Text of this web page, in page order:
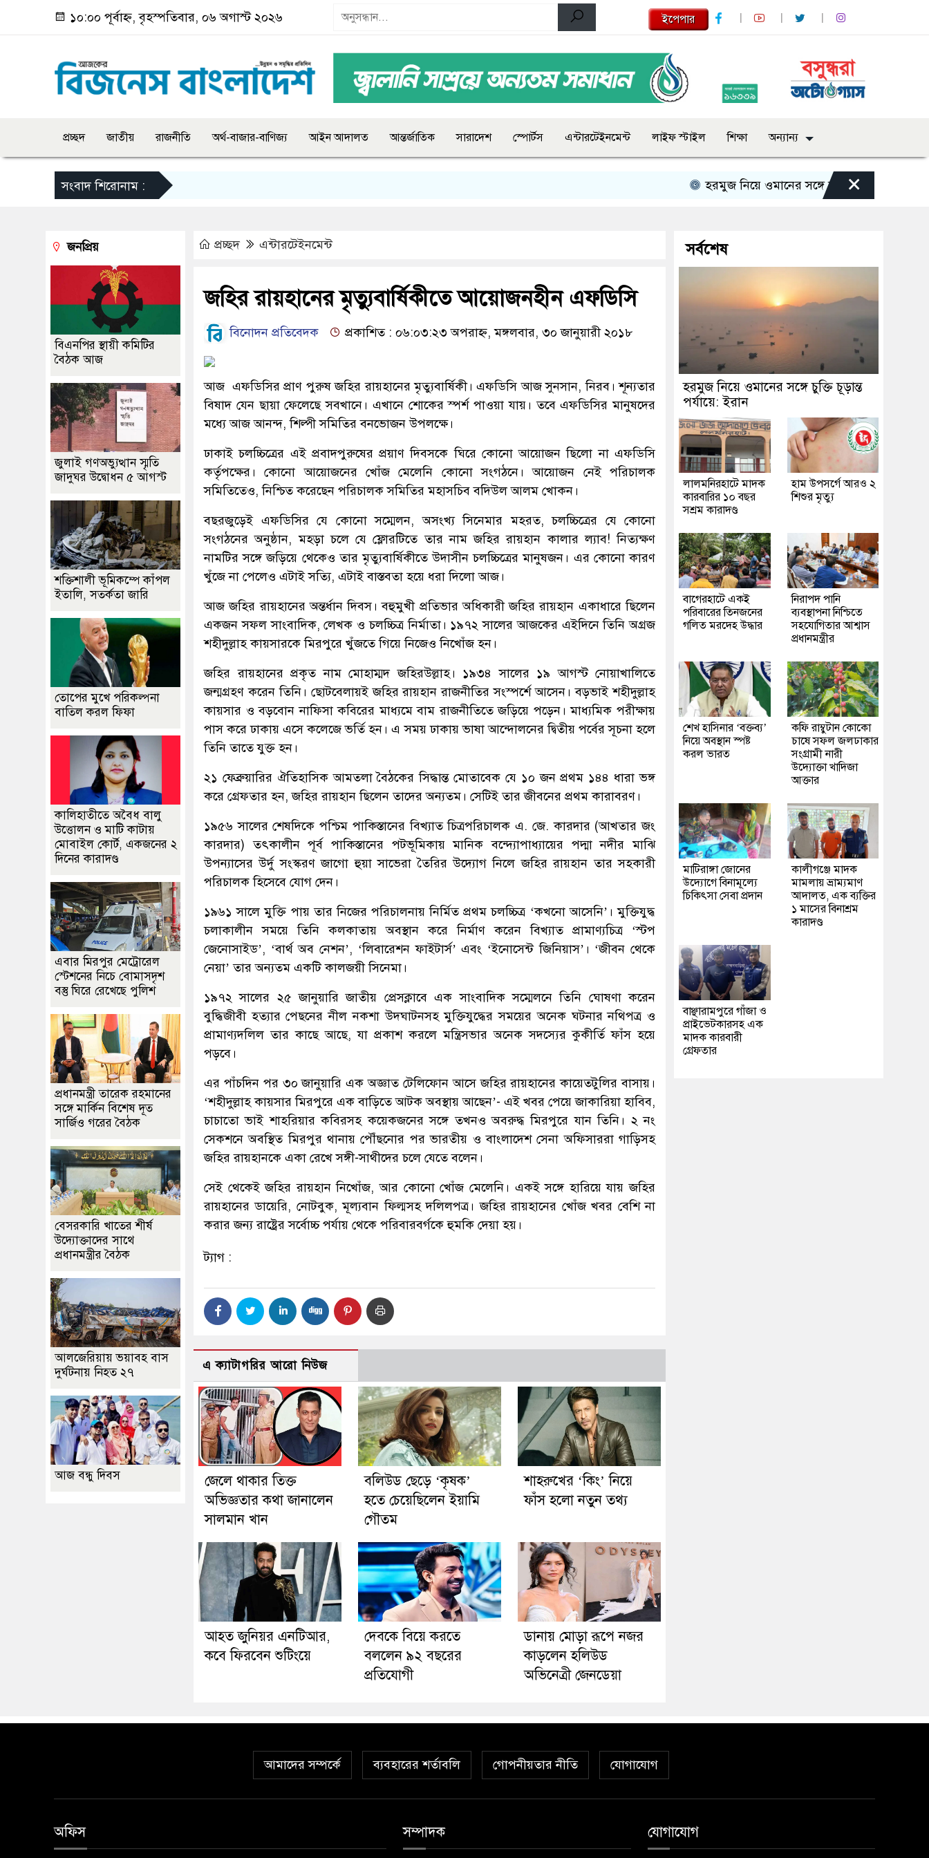
১০:০০ পূর্বাহ্ন, বৃহস্পতিবার, ০৬ অগাস্ট ২০২৬ ইপেপার
প্রচ্ছদ জাতীয় রাজনীতি অর্থ-বাজার-বাণিজ্য আইন আদালত আন্তর্জাতিক সারাদেশ স্পোর্টস এন্টারটেইনমেন্ট লাইফ স্টাইল শিক্ষা অন্যান্য
সংবাদ শিরোনাম : হরমুজ নিয়ে ওমানের সঙ্গে চুক্তি চূড়ান্ত পর্যায়ে: ইরান
×
প্রচ্ছদ এন্টারটেইনমেন্ট
জহির রায়হানের মৃত্যুবার্ষিকীতে আয়োজনহীন এফডিসি
বিনোদন প্রতিবেদক প্রকাশিত : ০৬:০৩:২৩ অপরাহ্ন, মঙ্গলবার, ৩০ জানুয়ারী ২০১৮
আজ এফডিসির প্রাণ পুরুষ জহির রায়হানের মৃত্যুবার্ষিকী। এফডিসি আজ সুনসান, নিরব। শূন্যতার
বিষাদ যেন ছায়া ফেলেছে সবখানে। এখানে শোকের স্পর্শ পাওয়া যায়। তবে এফডিসির মানুষদের
মধ্যে আজ আনন্দ, শিল্পী সমিতির বনভোজন উপলক্ষে।
ঢাকাই চলচ্চিত্রের এই প্রবাদপুরুষের প্রয়াণ দিবসকে ঘিরে কোনো আয়োজন ছিলো না এফডিসি
কর্তৃপক্ষের। কোনো আয়োজনের খোঁজ মেলেনি কোনো সংগঠনে। আয়োজন নেই পরিচালক
সমিতিতেও, নিশ্চিত করেছেন পরিচালক সমিতির মহাসচিব বদিউল আলম খোকন।
বছরজুড়েই এফডিসির যে কোনো সম্মেলন, অসংখ্য সিনেমার মহরত, চলচ্চিত্রের যে কোনো
সংগঠনের অনুষ্ঠান, মহড়া চলে যে ফ্লোরটিতে তার নাম জহির রায়হান কালার ল্যাব! নিত্যক্ষণ
নামটির সঙ্গে জড়িয়ে থেকেও তার মৃত্যুবার্ষিকীতে উদাসীন চলচ্চিত্রের মানুষজন। এর কোনো কারণ
খুঁজে না পেলেও এটাই সত্যি, এটাই বাস্তবতা হয়ে ধরা দিলো আজ।
আজ জহির রায়হানের অন্তর্ধান দিবস। বহুমুখী প্রতিভার অধিকারী জহির রায়হান একাধারে ছিলেন
একজন সফল সাংবাদিক, লেখক ও চলচ্চিত্র নির্মাতা। ১৯৭২ সালের আজকের এইদিনে তিনি অগ্রজ
শহীদুল্লাহ কায়সারকে মিরপুরে খুঁজতে গিয়ে নিজেও নিখোঁজ হন।
জহির রায়হানের প্রকৃত নাম মোহাম্মদ জহিরউল্লাহ। ১৯৩৪ সালের ১৯ আগস্ট নোয়াখালিতে
জন্মগ্রহণ করেন তিনি। ছোটবেলায়ই জহির রায়হান রাজনীতির সংস্পর্শে আসেন। বড়ভাই শহীদুল্লাহ
কায়সার ও বড়বোন নাফিসা কবিরের মাধ্যমে বাম রাজনীতিতে জড়িয়ে পড়েন। মাধ্যমিক পরীক্ষায়
পাস করে ঢাকায় এসে কলেজে ভর্তি হন। এ সময় ঢাকায় ভাষা আন্দোলনের দ্বিতীয় পর্বের সূচনা হলে
তিনি তাতে যুক্ত হন।
২১ ফেব্রুয়ারির ঐতিহাসিক আমতলা বৈঠকের সিদ্ধান্ত মোতাবেক যে ১০ জন প্রথম ১৪৪ ধারা ভঙ্গ
করে গ্রেফতার হন, জহির রায়হান ছিলেন তাদের অন্যতম। সেটিই তার জীবনের প্রথম কারাবরণ।
১৯৫৬ সালের শেষদিকে পশ্চিম পাকিস্তানের বিখ্যাত চিত্রপরিচালক এ. জে. কারদার (আখতার জং
কারদার) তৎকালীন পূর্ব পাকিস্তানের পটভূমিকায় মানিক বন্দ্যোপাধ্যায়ের পদ্মা নদীর মাঝি
উপন্যাসের উর্দু সংস্করণ জাগো হুয়া সাভেরা তৈরির উদ্যোগ নিলে জহির রায়হান তার সহকারী
পরিচালক হিসেবে যোগ দেন।
১৯৬১ সালে মুক্তি পায় তার নিজের পরিচালনায় নির্মিত প্রথম চলচ্চিত্র ‘কখনো আসেনি’। মুক্তিযুদ্ধ
চলাকালীন সময়ে তিনি কলকাতায় অবস্থান করে নির্মাণ করেন বিখ্যাত প্রামাণ্যচিত্র ‘স্টপ
জেনোসাইড’, ‘বার্থ অব নেশন’, ‘লিবারেশন ফাইটার্স’ এবং ‘ইনোসেন্ট জিনিয়াস’। ‘জীবন থেকে
নেয়া’ তার অন্যতম একটি কালজয়ী সিনেমা।
১৯৭২ সালের ২৫ জানুয়ারি জাতীয় প্রেসক্লাবে এক সাংবাদিক সম্মেলনে তিনি ঘোষণা করেন
বুদ্ধিজীবী হত্যার পেছনের নীল নকশা উদঘাটনসহ মুক্তিযুদ্ধের সময়ের অনেক ঘটনার নথিপত্র ও
প্রামাণ্যদলিল তার কাছে আছে, যা প্রকাশ করলে মন্ত্রিসভার অনেক সদস্যের কুকীর্তি ফাঁস হয়ে
পড়বে।
এর পাঁচদিন পর ৩০ জানুয়ারি এক অজ্ঞাত টেলিফোন আসে জহির রায়হানের কায়েতটুলির বাসায়।
‘শহীদুল্লাহ কায়সার মিরপুরে এক বাড়িতে আটক অবস্থায় আছেন’- এই খবর পেয়ে জাকারিয়া হাবিব,
চাচাতো ভাই শাহরিয়ার কবিরসহ কয়েকজনের সঙ্গে তখনও অবরুদ্ধ মিরপুরে যান তিনি। ২ নং
সেকশনে অবস্থিত মিরপুর থানায় পৌঁছনোর পর ভারতীয় ও বাংলাদেশ সেনা অফিসাররা গাড়িসহ
জহির রায়হানকে একা রেখে সঙ্গী-সাথীদের চলে যেতে বলেন।
সেই থেকেই জহির রায়হান নিখোঁজ, আর কোনো খোঁজ মেলেনি। একই সঙ্গে হারিয়ে যায় জহির
রায়হানের ডায়েরি, নোটবুক, মূল্যবান ফিল্মসহ দলিলপত্র। জহির রায়হানের খোঁজ খবর বেশি না
করার জন্য রাষ্ট্রের সর্বোচ্চ পর্যায় থেকে পরিবারবর্গকে হুমকি দেয়া হয়।
ট্যাগ :
এ ক্যাটাগরির আরো নিউজ
জেলে থাকার তিক্ত
অভিজ্ঞতার কথা জানালেন
সালমান খান
বলিউড ছেড়ে ‘কৃষক’
হতে চেয়েছিলেন ইয়ামি
গৌতম
শাহরুখের ‘কিং’ নিয়ে
ফাঁস হলো নতুন তথ্য
আহত জুনিয়র এনটিআর,
কবে ফিরবেন শুটিংয়ে
দেবকে বিয়ে করতে
বললেন ৯২ বছরের
প্রতিযোগী
ডানায় মোড়া রূপে নজর
কাড়লেন হলিউড
অভিনেত্রী জেনডেয়া
জনপ্রিয়
বিএনপির স্থায়ী কমিটির
বৈঠক আজ
জুলাই গণঅভ্যুত্থান স্মৃতি
জাদুঘর উদ্বোধন ৫ আগস্ট
শক্তিশালী ভূমিকম্পে কাঁপল
ইতালি, সতর্কতা জারি
তোপের মুখে পরিকল্পনা
বাতিল করল ফিফা
কালিহাতীতে অবৈধ বালু
উত্তোলন ও মাটি কাটায়
মোবাইল কোর্ট, একজনের ২
দিনের কারাদণ্ড
এবার মিরপুর মেট্রোরেল
স্টেশনের নিচে বোমাসদৃশ
বস্তু ঘিরে রেখেছে পুলিশ
প্রধানমন্ত্রী তারেক রহমানের
সঙ্গে মার্কিন বিশেষ দূত
সার্জিও গরের বৈঠক
বেসরকারি খাতের শীর্ষ
উদ্যোক্তাদের সাথে
প্রধানমন্ত্রীর বৈঠক
আলজেরিয়ায় ভয়াবহ বাস
দুর্ঘটনায় নিহত ২৭
আজ বন্ধু দিবস
সর্বশেষ
হরমুজ নিয়ে ওমানের সঙ্গে চুক্তি চূড়ান্ত
পর্যায়ে: ইরান
লালমনিরহাটে মাদক
কারবারির ১০ বছর
সশ্রম কারাদণ্ড
হাম উপসর্গে আরও ২
শিশুর মৃত্যু
‎বাগেরহাটে একই
পরিবারের তিনজনের
গলিত মরদেহ উদ্ধার
নিরাপদ পানি
ব্যবস্থাপনা নিশ্চিতে
সহযোগিতার আশ্বাস
প্রধানমন্ত্রীর
শেখ হাসিনার ‘বক্তব্য’
নিয়ে অবস্থান স্পষ্ট
করল ভারত
কফি রাম্বুটান কোকো
চাষে সফল জলঢাকার
সংগ্রামী নারী
উদ্যোক্তা খাদিজা
আক্তার
মাটিরাঙ্গা জোনের
উদ্যোগে বিনামূল্যে
চিকিৎসা সেবা প্রদান
কালীগঞ্জে মাদক
মামলায় ভ্রাম্যমাণ
আদালত, এক ব্যক্তির
১ মাসের বিনাশ্রম
কারাদণ্ড
বাঞ্ছারামপুরে গাঁজা ও
প্রাইভেটকারসহ এক
মাদক কারবারী
গ্রেফতার
আমাদের সম্পর্কে ব্যবহারের শর্তাবলি গোপনীয়তার নীতি যোগাযোগ
অফিস সম্পাদক যোগাযোগ